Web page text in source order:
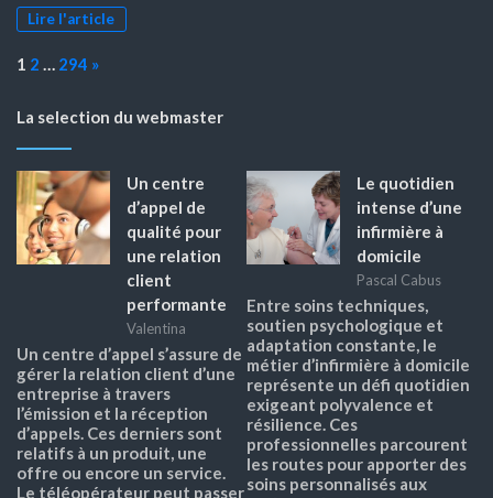
Lire l'article
Page:
1 2 … 294 Next
»
La selection du webmaster
Un centre
d’appel de
qualité pour
une relation
client
performante
Valentina
Un centre d’appel s’assure de
gérer la relation client d’une
entreprise à travers
l’émission et la réception
d’appels. Ces derniers sont
relatifs à un produit, une
offre ou encore un service.
Le téléopérateur peut passer
Le quotidien
intense d’une
infirmière à
domicile
Pascal Cabus
Entre soins techniques,
soutien psychologique et
adaptation constante, le
métier d’infirmière à domicile
représente un défi quotidien
exigeant polyvalence et
résilience. Ces
professionnelles parcourent
les routes pour apporter des
soins personnalisés aux